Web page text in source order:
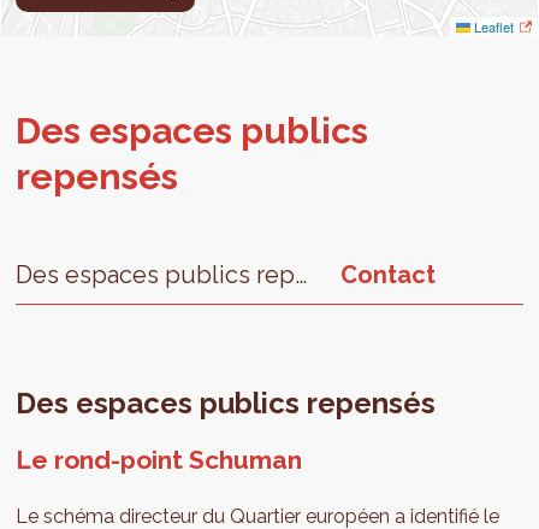
< Retour à la carte Leaflet
Des espaces publics
repensés
Des espaces publics repensés Contact
Des espaces publics repensés
Le rond-point Schuman
Le schéma directeur du Quartier européen a identifié le